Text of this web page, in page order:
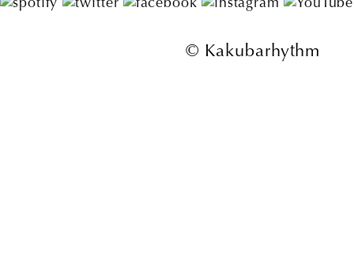
© Kakubarhythm